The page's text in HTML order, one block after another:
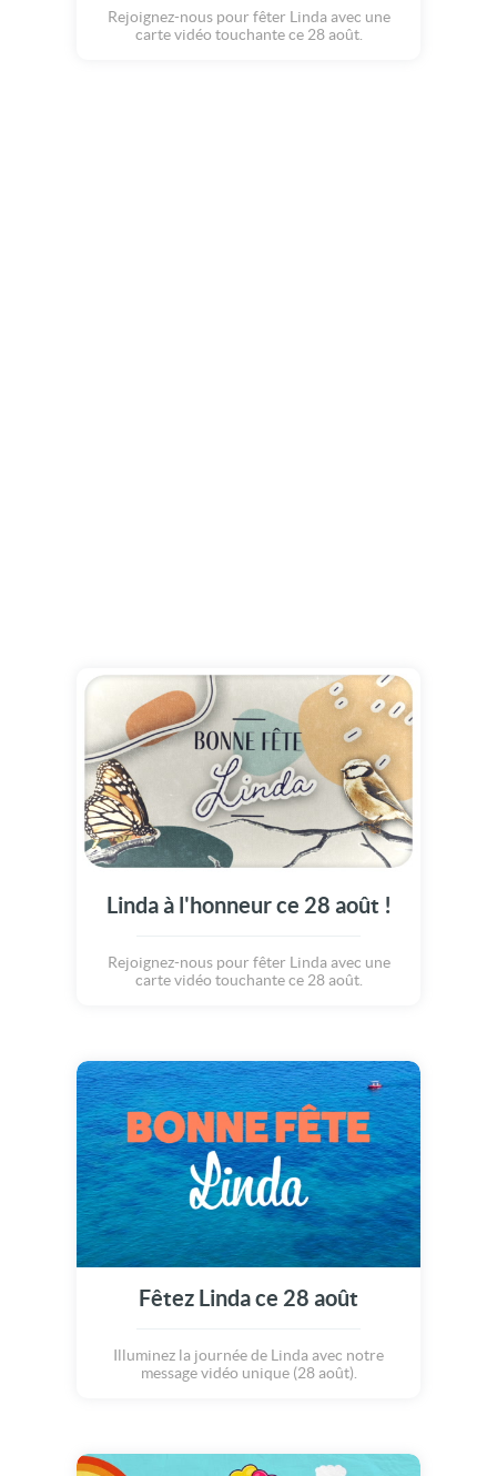
Rejoignez-nous pour fêter Linda avec une
carte vidéo touchante ce 28 août.
Linda à l'honneur ce 28 août !
Rejoignez-nous pour fêter Linda avec une
carte vidéo touchante ce 28 août.
Fêtez Linda ce 28 août
Illuminez la journée de Linda avec notre
message vidéo unique (28 août).